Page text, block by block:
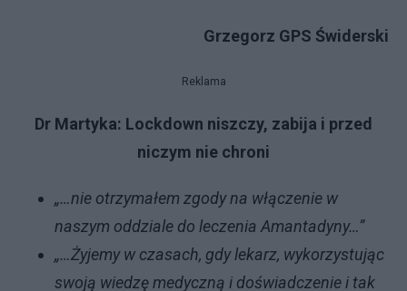
Grzegorz GPS Świderski
Reklama
Dr Martyka: Lockdown niszczy, zabija i przed
niczym nie chroni
„…nie otrzymałem zgody na włączenie w
naszym oddziale do leczenia Amantadyny…”
„…Żyjemy w czasach, gdy lekarz, wykorzystując
swoją wiedzę medyczną i doświadczenie i tak